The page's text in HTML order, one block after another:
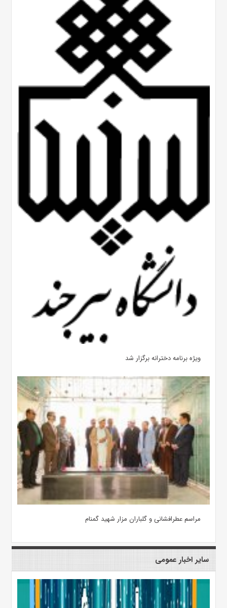
ویژه برنامه دخترانه برگزار شد
مراسم عطرافشانی و گلباران مزار شهید گمنام
سایر اخبار عمومی